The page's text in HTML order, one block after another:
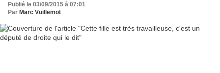
Publié le 03/09/2015 à 07:01
Par Marc Vuillemot